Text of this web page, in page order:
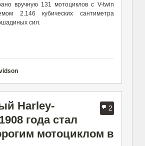
вручную 131 мотоциклов с V-twin
2.146 кубических сантиметра
сил.
2
Harley-
года стал
мотоциклом в